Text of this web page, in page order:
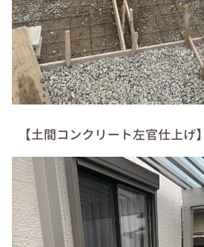
【土間コンクリート左官仕上げ】